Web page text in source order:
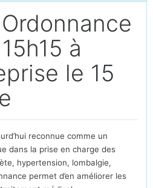
à
le 15
reconnue comme un
dans la prise en charge des
hypertension, lombalgie,
permet d’en améliorer les